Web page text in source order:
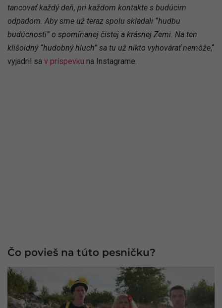
tancovať každý deň, pri každom kontakte s budúcim
odpadom. Aby sme už teraz spolu skladali “hudbu
budúcnosti” o spomínanej čistej a krásnej Zemi. Na ten
klišoidný “hudobný hluch” sa tu už nikto vyhovárať nemôže,“
vyjadril sa v príspevku na Instagrame.
Čo povieš na túto pesničku?